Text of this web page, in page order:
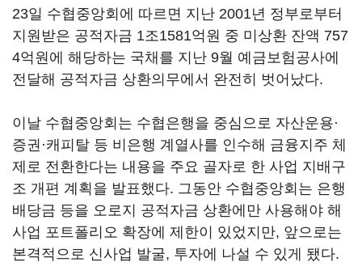
23일 수협중앙회에 따르면 지난 2001년 정부로부터
지원받은 공적자금 1조1581억원 중 미상환 잔액 757
4억원에 해당하는 국채를 지난 9월 예금보험공사에
전달해 공적자금 상환의무에서 완전히 벗어났다.
이날 수협중앙회는 수협은행을 중심으로 자산운용·
증권·캐피탈 등 비은행 계열사를 인수해 금융지주 체
제로 전환한다는 내용을 주요 골자로 한 사업 지배구
조 개편 계획을 발표했다. 그동안 수협중앙회는 은행
배당금 등을 오로지 공적자금 상환에만 사용해야 해
사업 포트폴리오 확장에 제한이 있었지만, 앞으로는
본격적으로 신사업 발굴, 투자에 나설 수 있게 됐다.